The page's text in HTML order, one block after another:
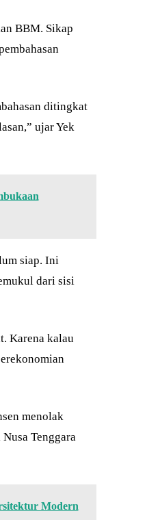
BBM. Sikap
ditingkat
ujar Yek
siap. Ini
dari sisi
Karena kalau
menolak
Tenggara
Modern